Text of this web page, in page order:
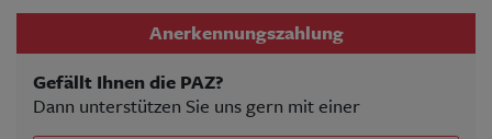
Anerkennungszahlung
Gefällt Ihnen die PAZ?
Dann unterstützen Sie uns gern mit einer